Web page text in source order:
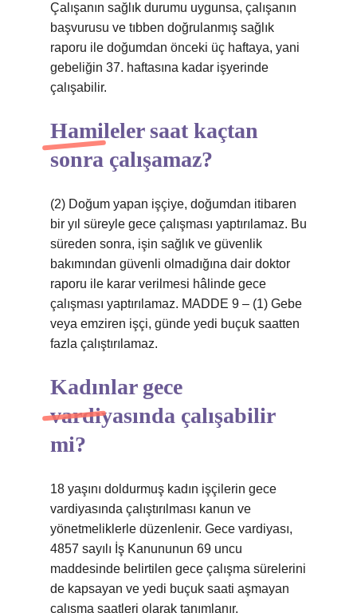
Çalışanın sağlık durumu uygunsa, çalışanın
başvurusu ve tıbben doğrulanmış sağlık
raporu ile doğumdan önceki üç haftaya, yani
gebeliğin 37. haftasına kadar işyerinde
çalışabilir.
Hamileler saat kaçtan
sonra çalışamaz?
(2) Doğum yapan işçiye, doğumdan itibaren
bir yıl süreyle gece çalışması yaptırılamaz. Bu
süreden sonra, işin sağlık ve güvenlik
bakımından güvenli olmadığına dair doktor
raporu ile karar verilmesi hâlinde gece
çalışması yaptırılamaz. MADDE 9 – (1) Gebe
veya emziren işçi, günde yedi buçuk saatten
fazla çalıştırılamaz.
Kadınlar gece
vardiyasında çalışabilir
mi?
18 yaşını doldurmuş kadın işçilerin gece
vardiyasında çalıştırılması kanun ve
yönetmeliklerle düzenlenir. Gece vardiyası,
4857 sayılı İş Kanununun 69 uncu
maddesinde belirtilen gece çalışma sürelerini
de kapsayan ve yedi buçuk saati aşmayan
çalışma saatleri olarak tanımlanır.